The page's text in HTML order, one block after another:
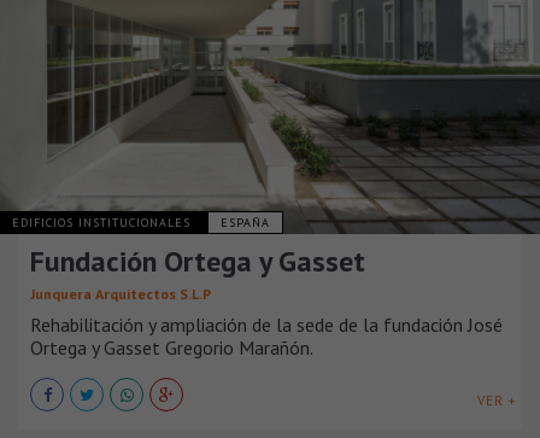
EDIFICIOS INSTITUCIONALES ESPAÑA
Fundación Ortega y Gasset
Junquera Arquitectos S.L.P
Rehabilitación y ampliación de la sede de la fundación José
Ortega y Gasset Gregorio Marañón.
VER +